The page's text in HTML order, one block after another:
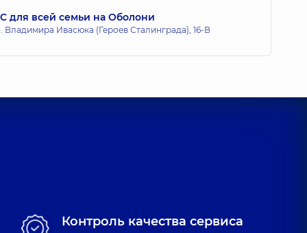
8 лет опыта
для всей семьи на Оболони
Владимира Ивасюка (Героев Сталинграда), 16-В
Контроль качества сервиса